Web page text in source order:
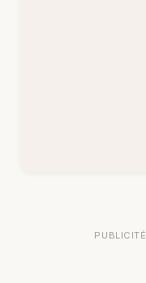
PUBLICITÉ